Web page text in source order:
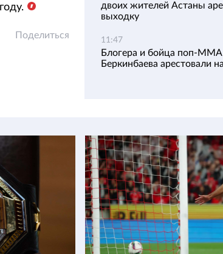
Поделиться
двоих жителей Астаны
выходку
11:47
Блогера и бойца поп-
Беркинбаева арестовали